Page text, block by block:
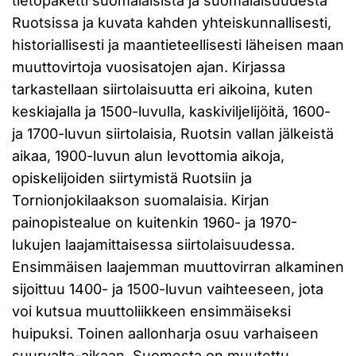
Ruotsissa ja kuvata kahden yhteiskunnallisesti,
historiallisesti ja maantieteellisesti läheisen maan
muuttovirtoja vuosisatojen ajan. Kirjassa
tarkastellaan siirtolaisuutta eri aikoina, kuten
keskiajalla ja 1500-luvulla, kaskiviljelijöitä, 1600-
ja 1700-luvun siirtolaisia, Ruotsin vallan jälkeistä
aikaa, 1900-luvun alun levottomia aikoja,
opiskelijoiden siirtymistä Ruotsiin ja
Tornionjokilaakson suomalaisia. Kirjan
painopistealue on kuitenkin 1960- ja 1970-
lukujen laajamittaisessa siirtolaisuudessa.
Ensimmäisen laajemman muuttovirran alkaminen
sijoittuu 1400- ja 1500-luvun vaihteeseen, jota
voi kutsua muuttoliikkeen ensimmäiseksi
huipuksi. Toinen aallonharja osuu varhaiseen